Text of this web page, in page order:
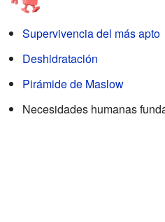
Supervivencia del más apto
Deshidratación
Pirámide de Maslow
Necesidades humanas